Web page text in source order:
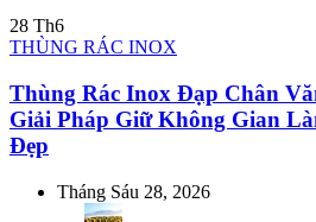
28 Th6
THÙNG RÁC INOX
Thùng Rác Inox Đạp Chân
Giải Pháp Giữ Không Gian
Đẹp
Tháng Sáu 28, 2026